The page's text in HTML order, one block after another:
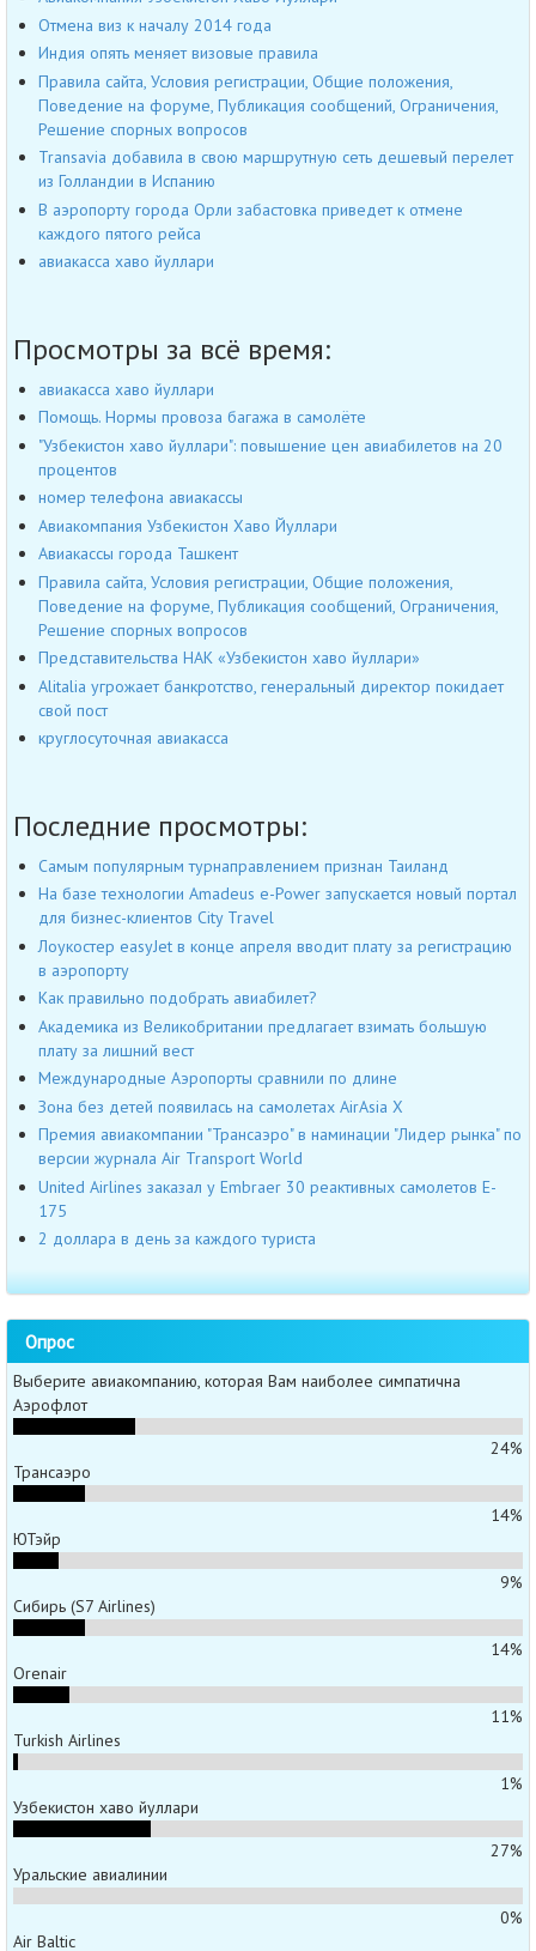
Отмена виз к началу 2014 года
Индия опять меняет визовые правила
Правила сайта, Условия регистрации, Общие положения,
Поведение на форуме, Публикация сообщений, Ограничения,
Решение спорных вопросов
Transavia добавила в свою маршрутную сеть дешевый перелет
из Голландии в Испанию
В аэропорту города Орли забастовка приведет к отмене
каждого пятого рейса
авиакасса хаво йуллари
Просмотры за всё время:
авиакасса хаво йуллари
Помощь. Нормы провоза багажа в самолёте
"Узбекистон хаво йуллари": повышение цен авиабилетов на 20
процентов
номер телефона авиакассы
Авиакомпания Узбекистон Хаво Йуллари
Авиакассы города Ташкент
Правила сайта, Условия регистрации, Общие положения,
Поведение на форуме, Публикация сообщений, Ограничения,
Решение спорных вопросов
Представительства НАК «Узбекистон хаво йуллари»
Alitalia угрожает банкротство, генеральный директор покидает
свой пост
круглосуточная авиакасса
Последние просмотры:
Самым популярным турнаправлением признан Таиланд
На базе технологии Amadeus e-Power запускается новый портал
для бизнес-клиентов City Travel
Лоукостер easyJet в конце апреля вводит плату за регистрацию
в аэропорту
Как правильно подобрать авиабилет?
Академика из Великобритании предлагает взимать большую
плату за лишний вест
Международные Аэропорты сравнили по длине
Зона без детей появилась на самолетах AirAsia Х
Премия авиакомпании "Трансаэро" в наминации "Лидер рынка" по
версии журнала Air Transport World
United Airlines заказал у Embraer 30 реактивных самолетов E-
175
2 доллара в день за каждого туриста
Опрос
Выберите авиакомпанию, которая Вам наиболее симпатична
Аэрофлот
24%
Трансаэро
14%
ЮТэйр
9%
Сибирь (S7 Airlines)
14%
Orenair
11%
Turkish Airlines
1%
Узбекистон хаво йуллари
27%
Уральские авиалинии
0%
Air Baltic